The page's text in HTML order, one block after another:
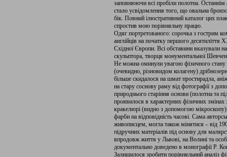
заповнюючи всі пробіли полотна.
стало усвідомлення того, що овальна
бік. Повний ілюстративний каталог цих
спростив мою порівняльну працю.
Одяг портретованого: сорочка з гострим
англійців на початку першого десятиліття
Східної Європи. Всі обставини вказували
скульптора, творця монументальної
Не можна оминули увагою фізичного
(очевидно, різновидом колагену)
більше скидалося на шмат простирадла,
на стару соснову раму від фотографії з
природнього старіння основи (полотна та
проявилося в характерних фізичних змінах
кракелюрі (видно з допомогою мікроскопу).
фарби на відповідність часові. Сама
живописцем, могла також мінятися – від
підручних матеріалів під основу для
впродовж життя у Львові, на Волині та
документально доведено в монографії Р.
Залишилося зробити порівняльний аналіз